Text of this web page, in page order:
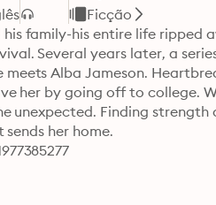
Ficção
family-his entire life ripped
Several years later, a
meets Alba Jameson.
her by going off to college.
unexpected. Finding
her home.